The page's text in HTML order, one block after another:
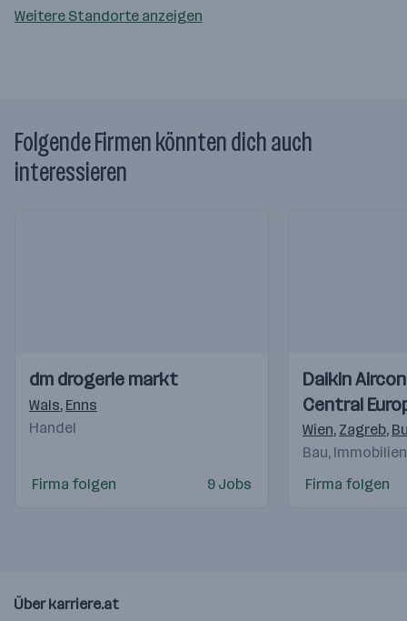
Weitere Standorte anzeigen
Folgende Firmen könnten dich auch
interessieren
Videos
Einblicke
Einblicke
dm drogerie markt
Wals, Enns
Handel
Firma folgen 9 Jobs
Videos
Einblicke
Einblicke
Daikin
Central
Wien, Zagreb,
Bau,
Firma folgen
Über karriere.at